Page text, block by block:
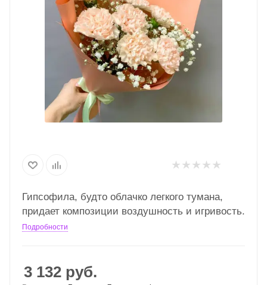
Гипсофила, будто облачко легкого тумана,
придает композиции воздушность и игривость.
Подробности
3 132 руб.